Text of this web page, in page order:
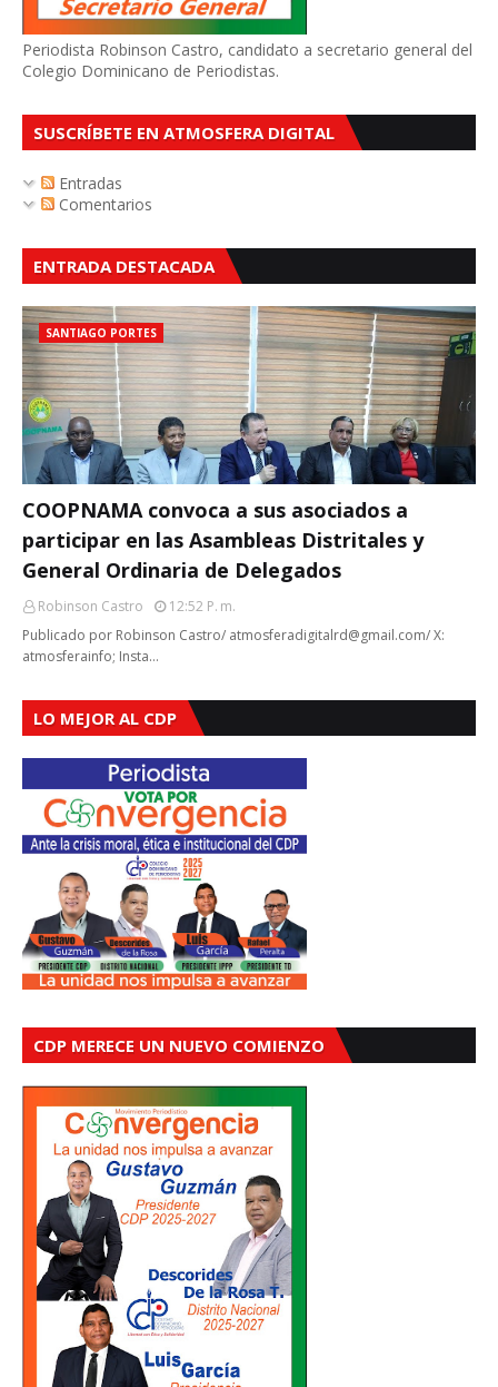
Periodista Robinson Castro, candidato a secretario general del
Colegio Dominicano de Periodistas.
SUSCRÍBETE EN ATMOSFERA DIGITAL
Entradas
Comentarios
ENTRADA DESTACADA
SANTIAGO PORTES
COOPNAMA convoca a sus asociados a
participar en las Asambleas Distritales y
General Ordinaria de Delegados
Robinson Castro
12:52 P. M.
Publicado por Robinson Castro/ atmosferadigitalrd@gmail.com/ X:
atmosferainfo; Insta…
LO MEJOR AL CDP
CDP MERECE UN NUEVO COMIENZO